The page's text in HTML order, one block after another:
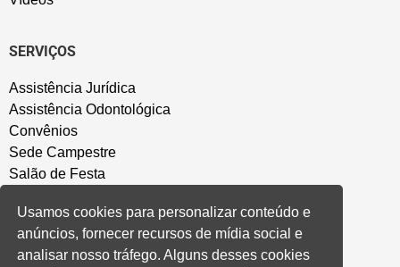
SERVIÇOS
Assistência Jurídica
Assistência Odontológica
Convênios
Sede Campestre
Salão de Festa
CONVENÇÃO COLETIVA E ACORDOS
Usamos cookies para personalizar conteúdo e
anúncios, fornecer recursos de mídia social e
analisar nosso tráfego. Alguns desses cookies